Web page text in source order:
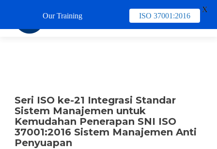
Seri ISO ke-21 Integrasi Standar
Sistem Manajemen untuk
Kemudahan Penerapan SNI ISO
37001:2016 Sistem Manajemen Anti
Penyuapan
Our Training ISO 37001:2016
X